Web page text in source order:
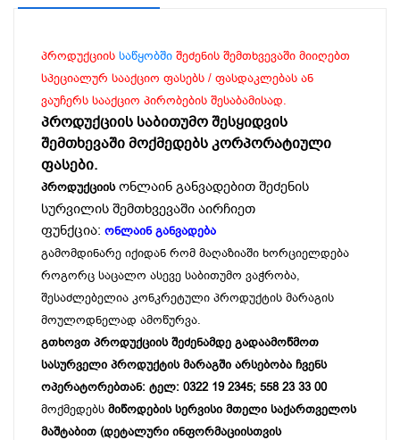
პროდუქციის საწყობში შეძენის შემთხვევაში მიიღებთ
სპეციალურ სააქციო ფასებს / ფასდაკლებას ან
ვაუჩერს სააქციო პირობების შესაბამისად.
პროდუქციის საბითუმო შესყიდვის
შემთხევაში მოქმედებს კორპორატიული
ფასები.
პროდუქციის ონლაინ განვადებით შეძენის
სურვილის შემთხვევაში აირჩიეთ
ფუნქცია: ონლაინ განვადება
გამომდინარე იქიდან რომ მაღაზიაში ხორციელდება
როგორც საცალო ასევე საბითუმო ვაჭრობა,
შესაძლებელია კონკრეტული პროდუქტის მარაგის
მოულოდნელად ამოწურვა.
გთხოვთ პროდუქციის შეძენამდე გადაამოწმოთ
სასურველი პროდუქტის მარაგში არსებობა ჩვენს
ოპერატორებთან: ტელ: 0322 19 2345; 558 23 33 00
მოქმედებს მიწოდების სერვისი მთელი საქართველოს
მაშტაბით (დეტალური ინფორმაციისთვის